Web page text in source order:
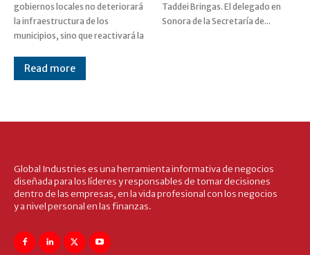
gobiernos locales no deteriorará
la infraestructura de los
municipios, sino que reactivará la
Taddei Bringas. El delegado en
Sonora de la Secretaría de...
Read more
Global Industries es una herramienta informativa de negocios
diseñada para los líderes y responsables de tomar decisiones
dentro de las empresas, en la vida profesional con los negocios
y a nivel personal en las finanzas.